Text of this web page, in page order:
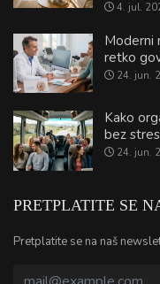
4. jul.
Moderni
retko
24. jun.
Kako
bez
24. jun.
PRETPLATITE SE
Pretplatite se na naš